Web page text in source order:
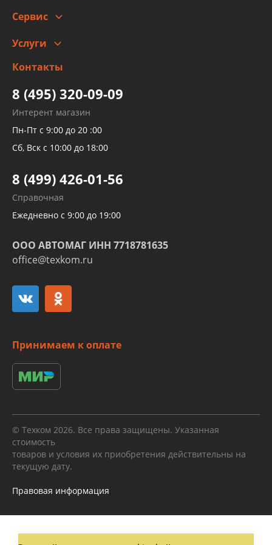
Сервис
Заправка кондиционера авто
Детейлинг
Услуги
высокого давления
Тормозных трубок
Рукавов гидроусилителей
Рукавов компрессоров и турбин
Трубок кондиционеров
Развертка пайка медных стальных
алюминиевых трубок и штуцеров
Контакты
8 (495) 320-09-09
Интерент магазин
Пн-Пт с 9:00 до 20 :00
Сб, Вск с 10:00 до 18:00
8 (499) 426-01-56
Справочная
Ежедневно с 9:00 до 19:00
ООО АВТОМАГ ИНН 7718781635
office@texkom.ru
Принимаем к оплате
© Техком 2026. Все права защищены. Указанная
стоимость
товаров и условия их приобретения действительны на
текущую дату.
Правовая информация